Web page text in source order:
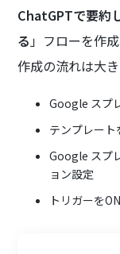
ChatGPTで要約
る 」フローを作
作成の流れは大
Google スプ
テンプレート
Google スプ
ョン設定
トリガーを